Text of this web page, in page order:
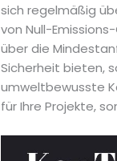
sich regelmäßig
von Null-
über die
Sicherheit bieten,
umweltbewusste
für Ihre Projekte,